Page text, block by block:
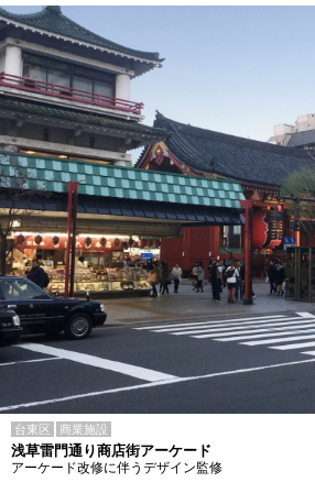
台東区 商業施設
浅草雷門通り商店街アーケード
アーケード改修に伴うデザイン監修